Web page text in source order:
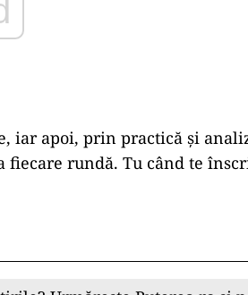
avantajul în următoarele
instinctiv în momentele